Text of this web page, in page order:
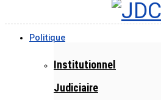
Politique
Institutionnel
Judiciaire